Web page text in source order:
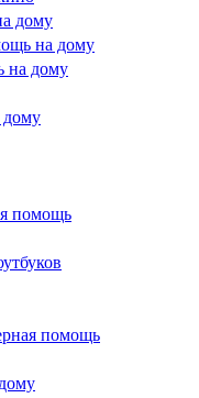
дому
на дому
на дому
дому
помощь
помощь